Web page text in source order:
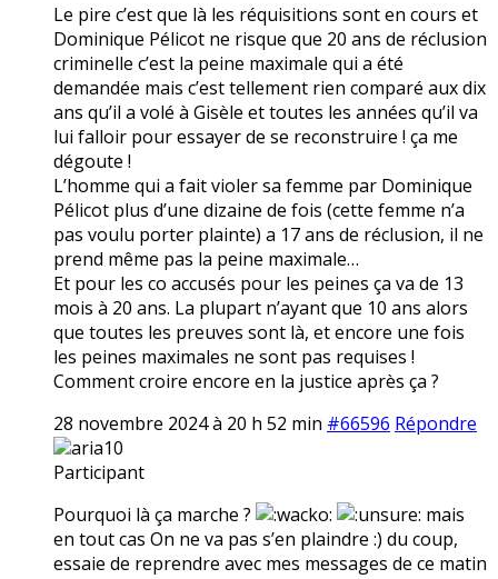
Le pire c’est que là les réquisitions sont en cours et
Dominique Pélicot ne risque que 20 ans de réclusion
criminelle c’est la peine maximale qui a été
demandée mais c’est tellement rien comparé aux dix
ans qu’il a volé à Gisèle et toutes les années qu’il va
lui falloir pour essayer de se reconstruire ! ça me
dégoute !
L’homme qui a fait violer sa femme par Dominique
Pélicot plus d’une dizaine de fois (cette femme n’a
pas voulu porter plainte) a 17 ans de réclusion, il ne
prend même pas la peine maximale…
Et pour les co accusés pour les peines ça va de 13
mois à 20 ans. La plupart n’ayant que 10 ans alors
que toutes les preuves sont là, et encore une fois
les peines maximales ne sont pas requises !
Comment croire encore en la justice après ça ?
28 novembre 2024 à 20 h 52 min #66596 Répondre
aria10
Participant
Pourquoi là ça marche ?
mais
en tout cas On ne va pas s’en plaindre :) du coup,
essaie de reprendre avec mes messages de ce matin